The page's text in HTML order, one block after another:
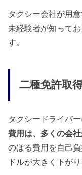
タクシー会社が用
未経験者が知って
す。
二種免許取
タクシードライバ
費用は、多くの会
のぼる費用を自己
ドルが大きく下がり